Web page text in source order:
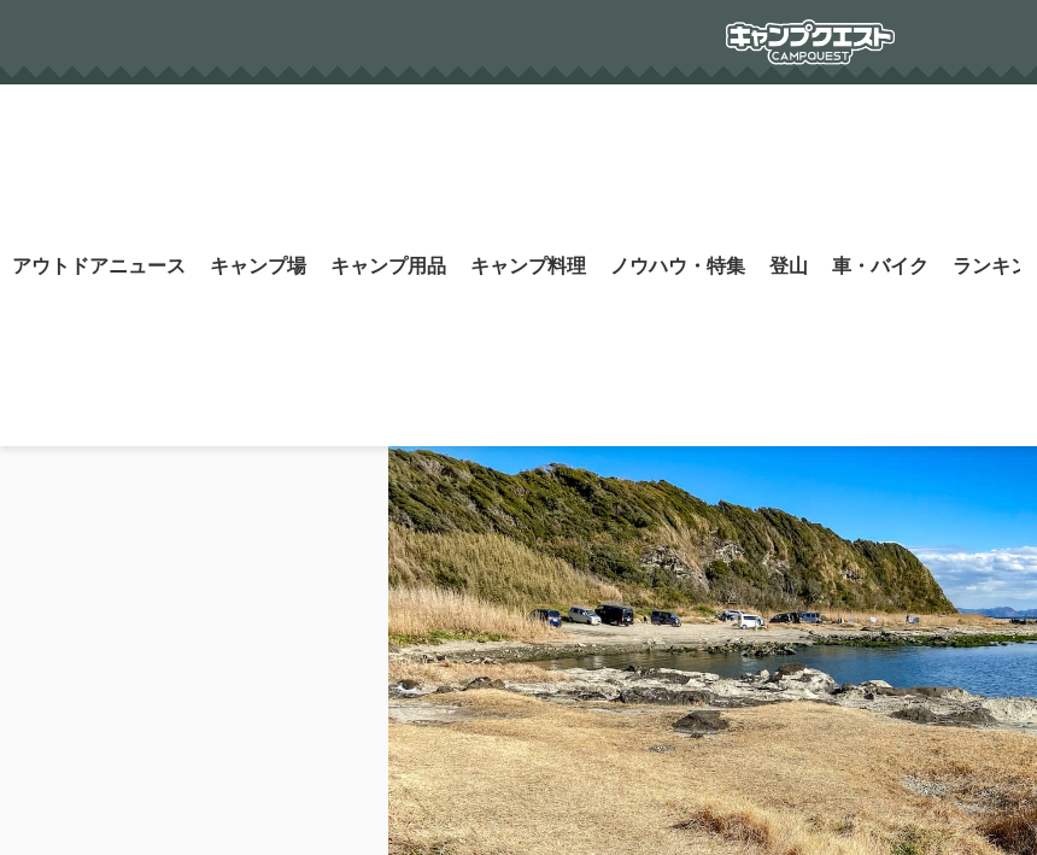
アウトドアニュース キャンプ場 キャンプ用品 キャンプ料理 ノウハウ・特集 登山 車・バイク ランキング
Search